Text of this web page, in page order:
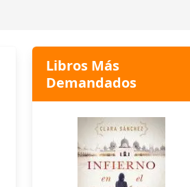
Libros Más
Demandados